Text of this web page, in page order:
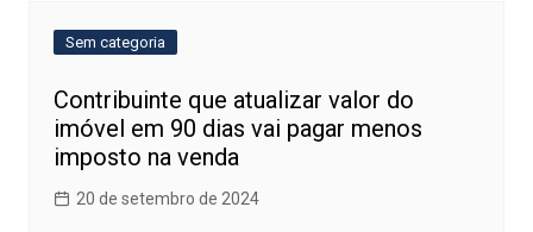
Sem categoria
Contribuinte que atualizar valor do
imóvel em 90 dias vai pagar menos
imposto na venda
20 de setembro de 2024